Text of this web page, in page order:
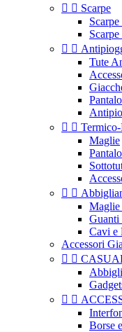
  Scarpe
 
Tute
 
Maglie
 
Maglie
Guanti
Cavi e
Accessori
 
 
Borse